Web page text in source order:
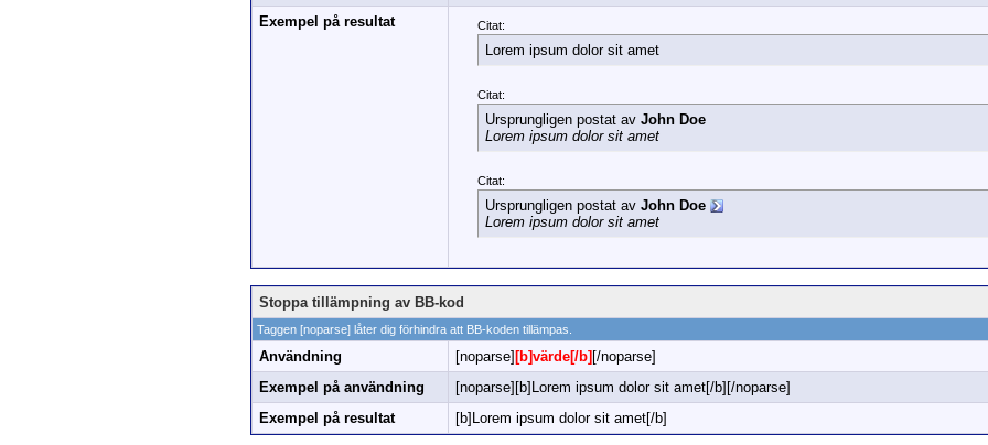
Exempel på resultat
Citat:
Lorem ipsum dolor sit amet
Citat:
Ursprungligen postat av John Doe
Lorem ipsum dolor sit amet
Citat:
Ursprungligen postat av John Doe
Lorem ipsum dolor sit amet
Stoppa tillämpning av BB-kod
Taggen [noparse] låter dig förhindra att BB-koden tillämpas.
Användning [noparse] [b]värde[/b] [/noparse]
Exempel på användning
[noparse][b]Lorem ipsum dolor sit amet[/b][/noparse]
Exempel på resultat
[b]Lorem ipsum dolor sit amet[/b]